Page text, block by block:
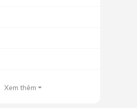
Xem thêm